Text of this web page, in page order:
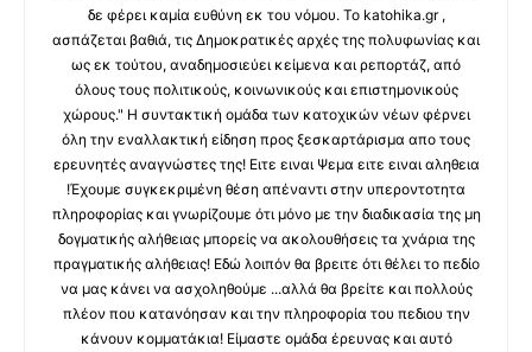
δε φέρει καμία ευθύνη εκ του νόμου. Το katohika.gr ,
ασπάζεται βαθιά, τις Δημοκρατικές αρχές της πολυφωνίας και
ως εκ τούτου, αναδημοσιεύει κείμενα και ρεπορτάζ, από
όλους τους πολιτικούς, κοινωνικούς και επιστημονικούς
χώρους." Η συντακτική ομάδα των κατοχικών νέων φέρνει
όλη την εναλλακτική είδηση προς ξεσκαρτάρισμα απο τους
ερευνητές αναγνώστες της! Ειτε ειναι Ψεμα ειτε ειναι αληθεια
!Έχουμε συγκεκριμένη θέση απέναντι στην υπεροντοτητα
πληροφορίας και γνωρίζουμε ότι μόνο με την διαδικασία της μη
δογματικής αλήθειας μπορείς να ακολουθήσεις τα χνάρια της
πραγματικής αλήθειας! Εδώ λοιπόν θα βρειτε ότι θέλει το πεδίο
να μας κάνει να ασχοληθούμε ...αλλά θα βρείτε και πολλούς
πλέον που κατανόησαν και την πληροφορία του πεδιου την
κάνουν κομματάκια! Είμαστε ομάδα έρευνας και αυτό